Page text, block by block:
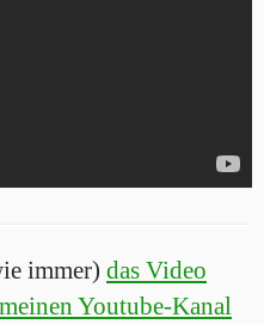
immer) das Video
meinen Youtube-Kanal